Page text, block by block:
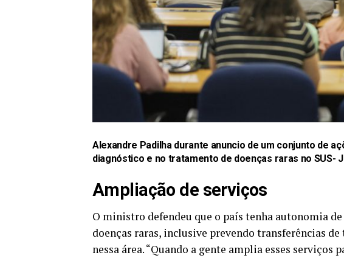
Alexandre Padilha durante anuncio de um conjunto de
diagnóstico e no tratamento de doenças raras no SUS-
Ampliação de serviços
O ministro defendeu que o país tenha autonomia
doenças raras, inclusive prevendo transferências
nessa área. “Quando a gente amplia esses serviços